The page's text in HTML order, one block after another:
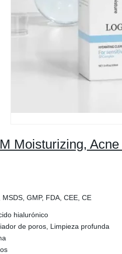
Moisturizing,
MSDS, GMP, FDA, CEE, CE
hialurónico
de poros, Limpieza profunda